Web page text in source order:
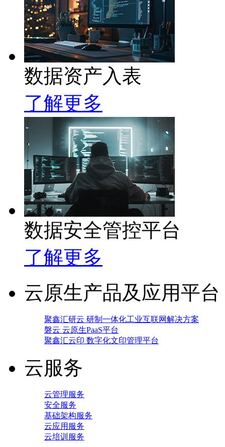
数据资产入表
了解更多
数据安全管控平台
了解更多
云原生产品及应用平台
聚鑫汇研云 研制一体化工业互联网解决方案
磐云 云原生PaaS平台
聚鑫汇云印 数字化文印管理平台
云服务
云管理服务
安全服务
基础架构服务
云应用服务
云培训服务